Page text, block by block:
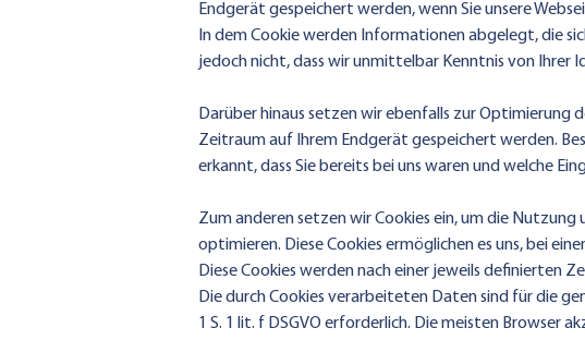
Endgerät gespeichert werden, wenn Sie unsere
In dem Cookie werden Informationen abgelegt, die
jedoch nicht, dass wir unmittelbar Kenntnis von Ihrer
Darüber hinaus setzen wir ebenfalls zur
Zeitraum auf Ihrem Endgerät gespeichert werden.
erkannt, dass Sie bereits bei uns waren und welche
Zum anderen setzen wir Cookies ein, um die
optimieren. Diese Cookies ermöglichen es uns, bei
Diese Cookies werden nach einer jeweils definierten
Die durch Cookies verarbeiteten Daten sind für die
1 S. 1 lit. f DSGVO erforderlich. Die meisten Browser